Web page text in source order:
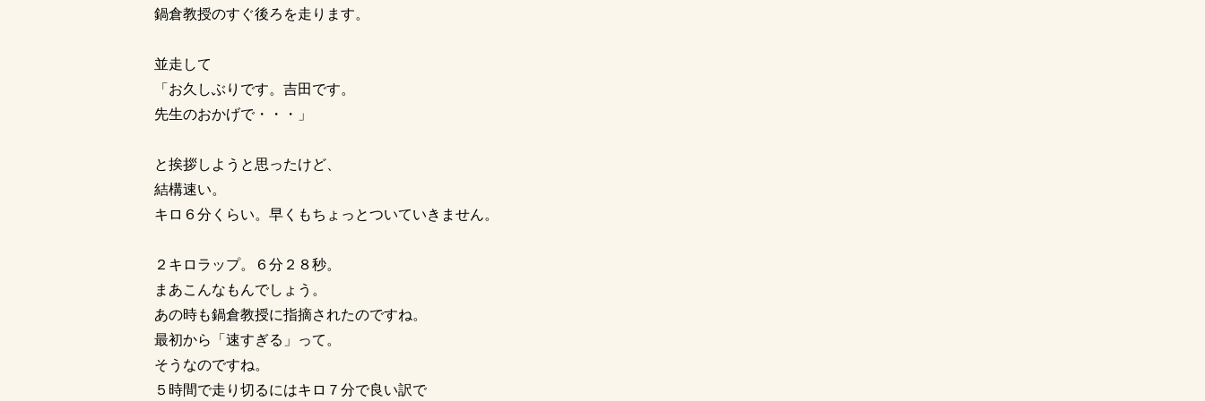
鍋倉教授のすぐ後ろを走ります。
並走して
「お久しぶりです。吉田です。
先生のおかげで・・・」
と挨拶しようと思ったけど、
結構速い。
キロ６分くらい。早くもちょっとついていきません。
２キロラップ。６分２８秒。
まあこんなもんでしょう。
あの時も鍋倉教授に指摘されたのですね。
最初から「速すぎる」って。
そうなのですね。
５時間で走り切るにはキロ７分で良い訳で